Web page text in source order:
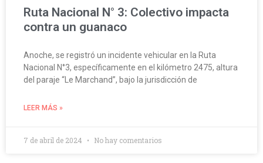
Ruta Nacional N° 3: Colectivo impacta
contra un guanaco
Anoche, se registró un incidente vehicular en la Ruta
Nacional N°3, específicamente en el kilómetro 2475, altura
del paraje “Le Marchand”, bajo la jurisdicción de
LEER MÁS »
7 de abril de 2024 No hay comentarios